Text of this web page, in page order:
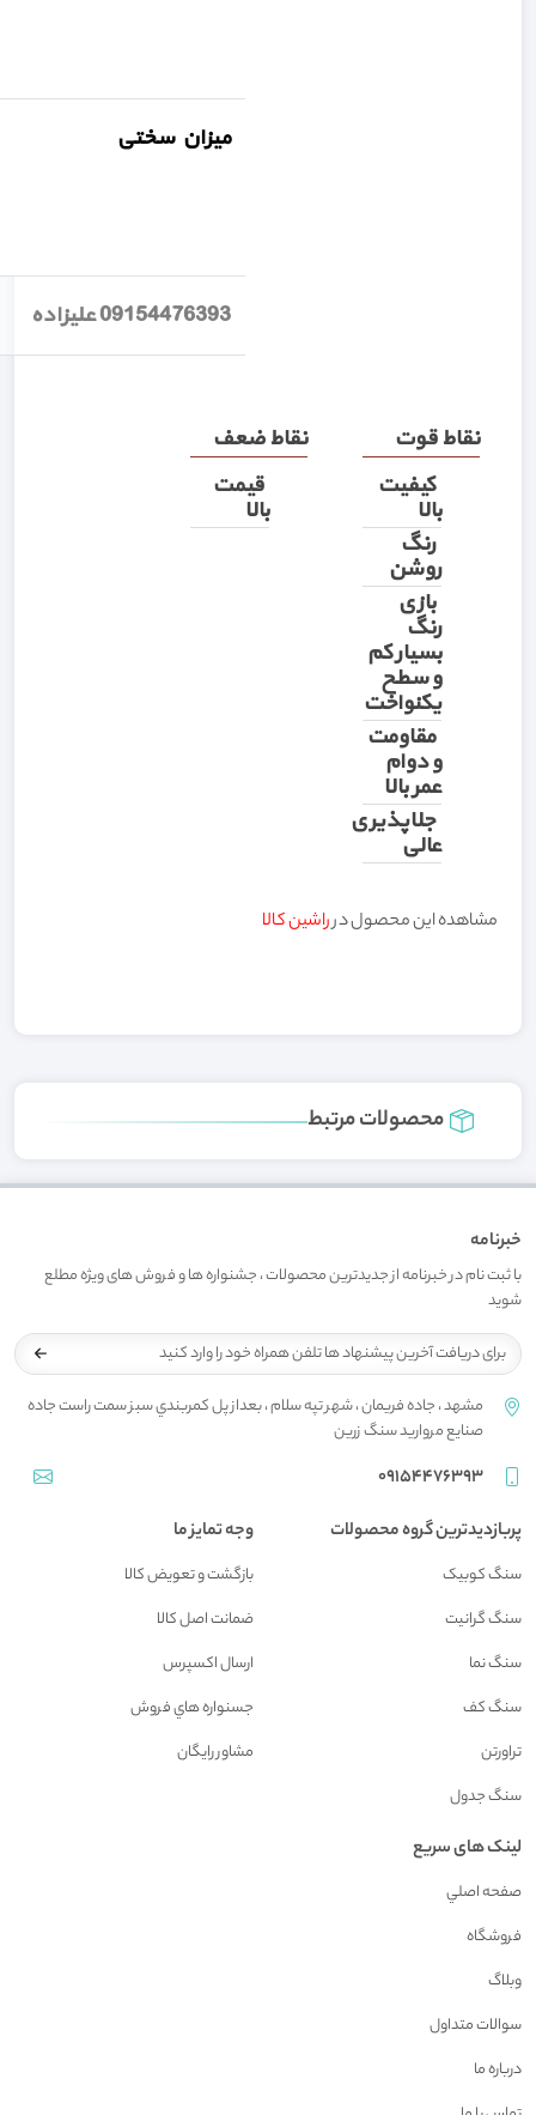
میزان سختی
09154476393 علیزاده
نقاط قوت
کیفیت
بالا
رنگ
روشن
بازی
رنگ
بسیار کم
و سطح
یکنواخت
مقاومت
و دوام
عمر بالا
جلاپذیری
عالی
نقاط ضعف
قیمت
بالا
مشاهده این محصول درراشین کالا
محصولات مرتبط
خبرنامه
با ثبت نام در خبرنامه از جدیدترین محصولات ، جشنواره ها و فروش های ویژه مطلع
شوید
مشهد ، جاده فريمان ، شهر تپه سلام ، بعداز پل کمربندي سبز سمت راست جاده
صنايع مرواريد سنگ زرين
09154476393
پربازدیدترین گروه محصولات
سنگ کوبیک
سنگ گرانیت
سنگ نما
سنگ کف
تراورتن
سنگ جدول
وجه تمایز ما
بازگشت و تعويض کالا
ضمانت اصل کالا
ارسال اکسپرس
جسنواره هاي فروش
مشاور رايگان
لینک های سریع
صفحه اصلي
فروشگاه
وبلاگ
سوالات متداول
درباره ما